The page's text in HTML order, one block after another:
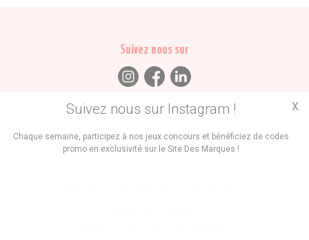
Suivez nous sur Instagram !
Chaque semaine, participez à nos jeux concours et bénéficiez de codes
promo en exclusivité sur le Site Des Marques !
X
Suivez nous sur
Trouvez des
Promos Marques Boutiques